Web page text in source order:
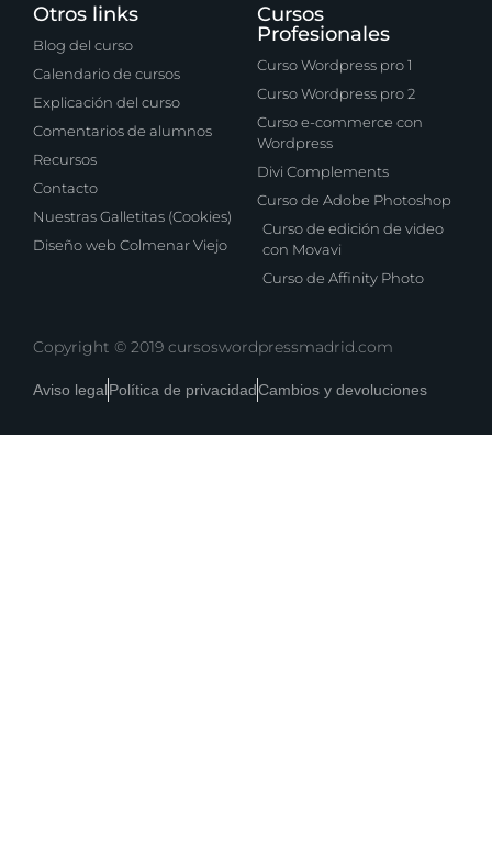
Otros links
Blog del curso
Calendario de cursos
Explicación del curso
Comentarios de alumnos
Recursos
Contacto
Nuestras Galletitas (Cookies)
Diseño web Colmenar Viejo
Cursos
Profesionales
Curso Wordpress pro 1
Curso Wordpress pro 2
Curso e-commerce con
Wordpress
Divi Complements
Curso de Adobe Photoshop
Curso de edición de video
con Movavi
Curso de Affinity Photo
Copyright © 2019 cursoswordpressmadrid.com
Aviso legalPolítica de privacidadCambios y devoluciones